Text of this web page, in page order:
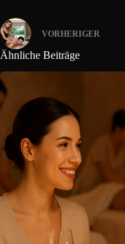
VORHERIGER
Ähnliche Beiträge